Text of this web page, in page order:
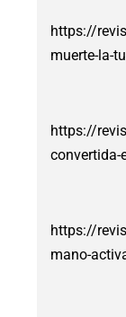
https://
muerte-la-
https://
convertida-
https://
mano-